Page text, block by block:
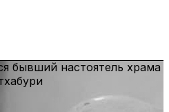
бывший настоятель храма